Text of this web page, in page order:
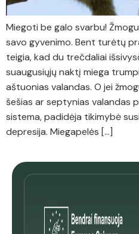
Miegoti be galo svarbu!
savo gyvenimo. Bent turėtų
teigia, kad du trečdaliai
suaugusiųjų naktį miega
aštuonias valandas. O jei
šešias ar septynias valandas
sistema, padidėja tikimybė
depresija. Miegapelės […]